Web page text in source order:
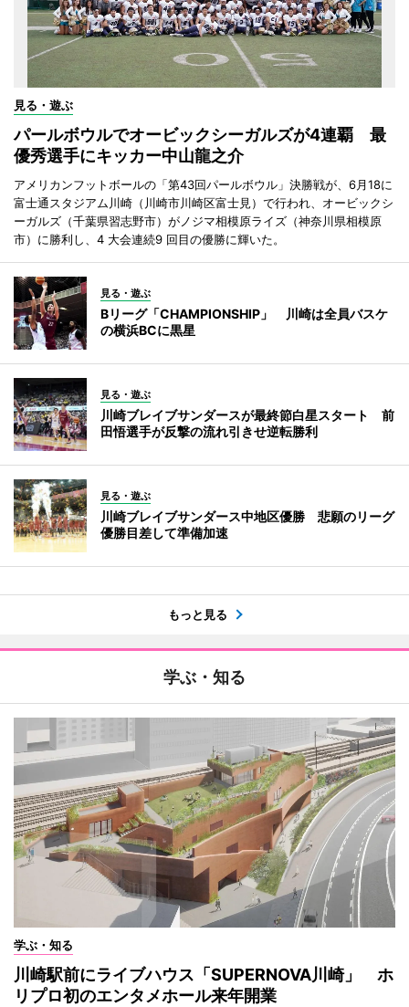
見る・遊ぶ
パールボウルでオービックシーガルズが4連覇 最
優秀選手にキッカー中山龍之介
アメリカンフットボールの「第43回パールボウル」決勝戦が、6月18に
富士通スタジアム川崎（川崎市川崎区富士見）で行われ、オービックシ
ーガルズ（千葉県習志野市）がノジマ相模原ライズ（神奈川県相模原
市）に勝利し、4 大会連続9 回目の優勝に輝いた。
見る・遊ぶ
Bリーグ「CHAMPIONSHIP」 川崎は全員バスケ
の横浜BCに黒星
見る・遊ぶ
川崎ブレイブサンダースが最終節白星スタート 前
田悟選手が反撃の流れ引きせ逆転勝利
見る・遊ぶ
川崎ブレイブサンダース中地区優勝 悲願のリーグ
優勝目差して準備加速
もっと見る
学ぶ・知る
学ぶ・知る
川崎駅前にライブハウス「SUPERNOVA川崎」 ホ
リプロ初のエンタメホール来年開業